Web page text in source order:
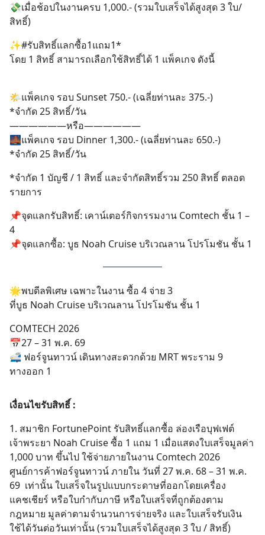
💸เมื่อช้อปในงานครบ 1,000.- (รวมใบเสร็จได้สูงสุด 3 ใบ/
สิทธิ์)
✨#รับสิทธิ์แลกซื้อ1แถม1*
โดย 1 สิทธิ์ สามารถเลือกใช้สิทธิ์ได้ 1 แพ็คเกจ ดังนี้
🌤แพ็คเกจ รอบ Sunset 750.- (เฉลี่ยท่านละ 375.-)
*จำกัด 25 สิทธิ์/วัน
——————หรือ——————
🌉แพ็คเกจ รอบ Dinner 1,300.- (เฉลี่ยท่านละ 650.-)
*จำกัด 25 สิทธิ์/วัน
*จำกัด 1 บัญชี / 1 สิทธิ์ และจำกัดสิทธิ์รวม 250 สิทธิ์ ตลอด
รายการ
📌จุดแลกรับสิทธิ์: เคาน์เตอร์กิจกรรมงาน Comtech ชั้น 1 –
4
📌จุดแลกซื้อ: บูธ Noah Cruise บริเวณลาน โปรโมชัน ชั้น 1
🌟พบดีลพิเศษ เฉพาะในงาน ซื้อ 4 จ่าย 3
ที่บูธ Noah Cruise บริเวณลาน โปรโมชัน ชั้น 1
COMTECH 2026
📅27 – 31 พ.ค. 69
🚅 ฟอร์จูนทาวน์ เดินทางสะดวกด้วย MRT พระราม 9
ทางออก 1
เงื่อนไขรับสิทธิ์ :
1. สมาชิก FortunePoint รับสิทธิ์แลกซื้อ ล่องเรือบุฟเฟต์
เจ้าพระยา Noah Cruise ซื้อ 1 แถม 1 เมื่อแสดงใบเสร็จมูลค่า
1,000 บาท ขึ้นไป ใช้จ่ายภายในงาน Comtech 2026
ศูนย์การค้าฟอร์จูนทาวน์ ภายใน วันที่ 27 พ.ค. 68 – 31 พ.ค.
69 เท่านั้น ใบเสร็จในรูปแบบกระดาษที่ออกโดยเครื่อง
แคชเชียร์ หรือใบกำกับภาษี หรือใบเสร็จที่ถูกต้องตาม
กฎหมาย มูลค่าตามจำนวนการจ่ายจริง และใบเสร็จรับเงิน
ใช้ได้วันต่อวันเท่านั้น (รวมใบเสร็จได้สูงสุด 3 ใบ / สิทธิ์)